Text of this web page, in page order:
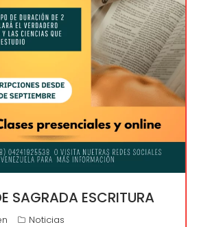
SAGRADA ESCRITURA
Noticias